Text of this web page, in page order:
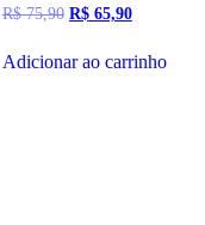
R$75,90 O
era:
R$65,90O
é:
Adicionar ao carrinho